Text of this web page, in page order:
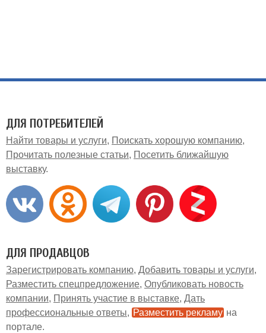
ДЛЯ ПОТРЕБИТЕЛЕЙ
Найти товары и услуги
Поискать хорошую компанию
Прочитать полезные статьи
Посетить ближайшую
выставку
ДЛЯ ПРОДАВЦОВ
Зарегистрировать компанию Добавить товары и услуги
Разместить спецпредложение Опубликовать новость
компании
Принять участие в выставке Дать
профессиональные ответы
Разместить рекламу на
портале